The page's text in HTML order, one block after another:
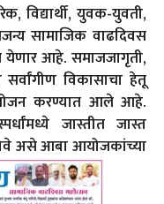
विद्यार्थी, युवक-युवती,
सामाजिक वाढदिवस
येणार आहे. समाजजागृती,
सर्वांगीण विकासाचा हेतू
करण्यात आले आहे.
जास्तीत जास्त
असे आबा आयोजकांच्या